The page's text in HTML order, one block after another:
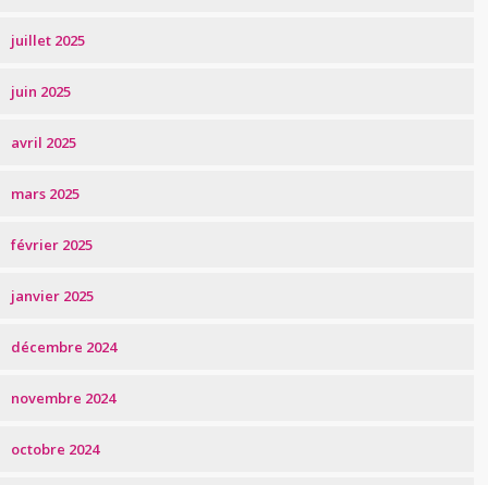
juillet 2025
juin 2025
avril 2025
mars 2025
février 2025
janvier 2025
décembre 2024
novembre 2024
octobre 2024